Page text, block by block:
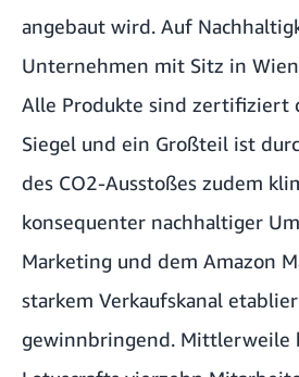
angebaut wird. Auf
Unternehmen mit Sitz in
Alle Produkte sind zertifiziert
Siegel und ein Großteil ist
des CO2-Ausstoßes zudem
konsequenter nachhaltiger
Marketing und dem Amazon
starkem Verkaufskanal
gewinnbringend. Mittlerweile